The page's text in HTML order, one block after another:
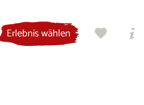
Erlebnis wählen